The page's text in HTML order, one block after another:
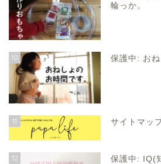
輪っか。
10 保護中: おね
11 サイトマッ
12
保護中: IQ(